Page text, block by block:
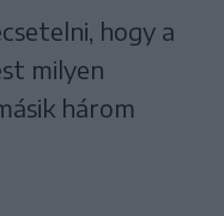
hogy a
milyen
három